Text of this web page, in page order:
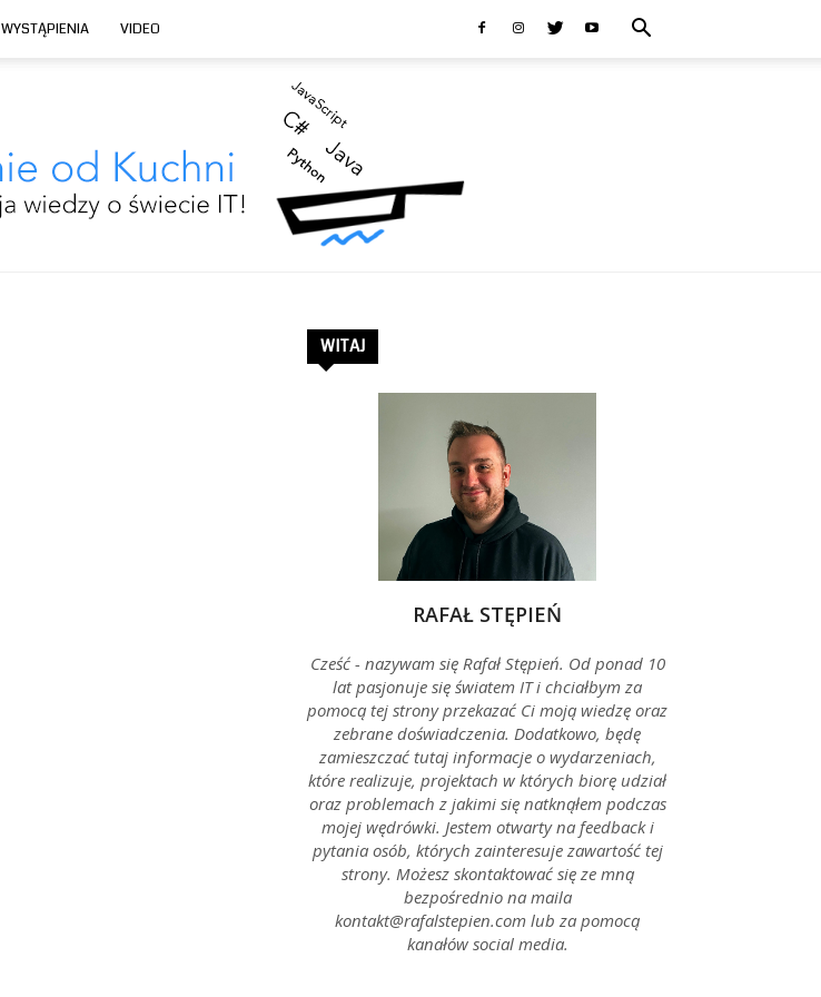
WYSTĄPIENIA VIDEO
WITAJ
RAFAŁ STĘPIEŃ
Cześć - nazywam się Rafał Stępień. Od ponad 10
lat pasjonuje się światem IT i chciałbym za
pomocą tej strony przekazać Ci moją wiedzę oraz
zebrane doświadczenia. Dodatkowo, będę
zamieszczać tutaj informacje o wydarzeniach,
które realizuje, projektach w których biorę udział
oraz problemach z jakimi się natknąłem podczas
mojej wędrówki. Jestem otwarty na feedback i
pytania osób, których zainteresuje zawartość tej
strony. Możesz skontaktować się ze mną
bezpośrednio na maila
kontakt@rafalstepien.com lub za pomocą
kanałów social media.